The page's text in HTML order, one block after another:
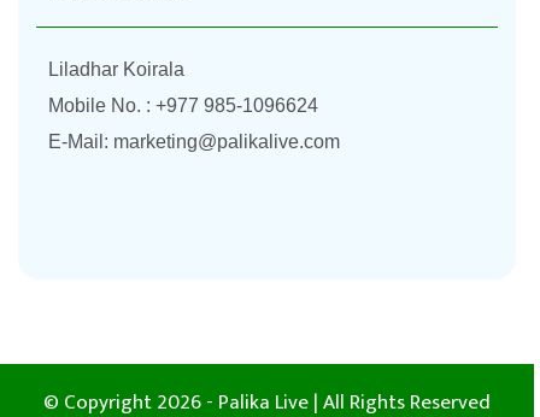
Liladhar Koirala
Mobile No. : +977 985-1096624
E-Mail: marketing@palikalive.com
© Copyright 2026 - Palika Live | All Rights Reserved